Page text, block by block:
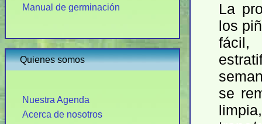
Manual de germinación
Quienes somos
Nuestra Agenda
Acerca de nosotros
La
los
fácil,
se